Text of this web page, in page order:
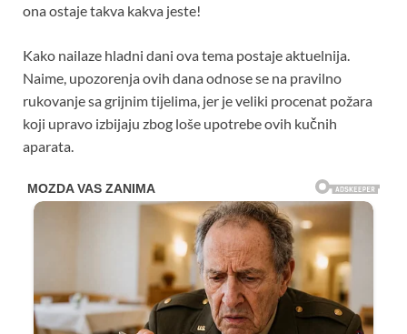
ona ostaje takva kakva jeste!
Kako nailaze hladni dani ova tema postaje aktuelnija.
Naime, upozorenja ovih dana odnose se na pravilno
rukovanje sa grijnim tijelima, jer je veliki procenat požara
koji upravo izbijaju zbog loše upotrebe ovih kučnih
aparata.